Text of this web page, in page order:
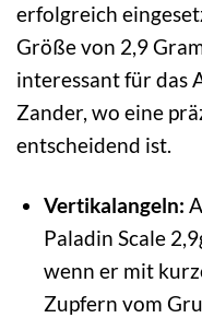
erfolgreich
Größe von 2,9
interessant für das
Zander, wo eine
entscheidend ist.
Vertikalangeln:
Paladin Scale
wenn er mit
Zupfern vom